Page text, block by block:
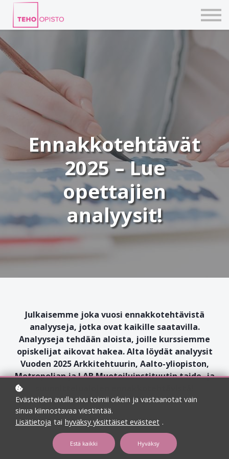
KIRJAUDU TEHOVERKKOON
Ennakkotehtävät
2025 – Lue
opettajien
analyysit!
Julkaisemme joka vuosi ennakkotehtävistä
analyyseja, jotka ovat kaikille saatavilla.
Analyyseja tehdään aloista, joille kurssiemme
opiskelijat aikovat hakea. Alta löydät analyysit
Vuoden 2025 Arkkitehtuurin, Aalto-yliopiston,
Metropolian ja LAB Muotoiluinstituutin taide- ja
Evästeiden avulla sivu toimii oikein ja vastaanotat vain
sinua kiinnostavaa viestintää.
Lisätietoja tai hyväksy yksittäiset evästeet .
Estä kaikki Hyväksy